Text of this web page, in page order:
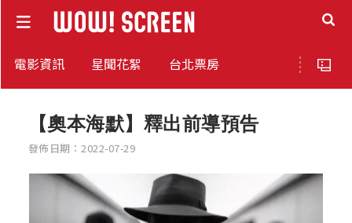
電影資訊 星聞花絮 台北票房
【奧本海默】釋出前導預告
發佈日期：2022-07-29